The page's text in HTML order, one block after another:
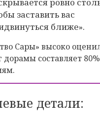
заставить вас
ближе».
Сары» высоко
дорамы составляет
детали: